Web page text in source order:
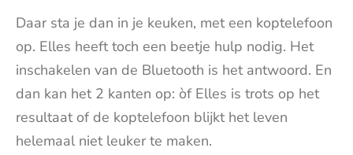
Daar sta je dan in je keuken, met een koptelefoon
op. Elles heeft toch een beetje hulp nodig. Het
inschakelen van de Bluetooth is het antwoord. En
dan kan het 2 kanten op: òf Elles is trots op het
resultaat of de koptelefoon blijkt het leven
helemaal niet leuker te maken.